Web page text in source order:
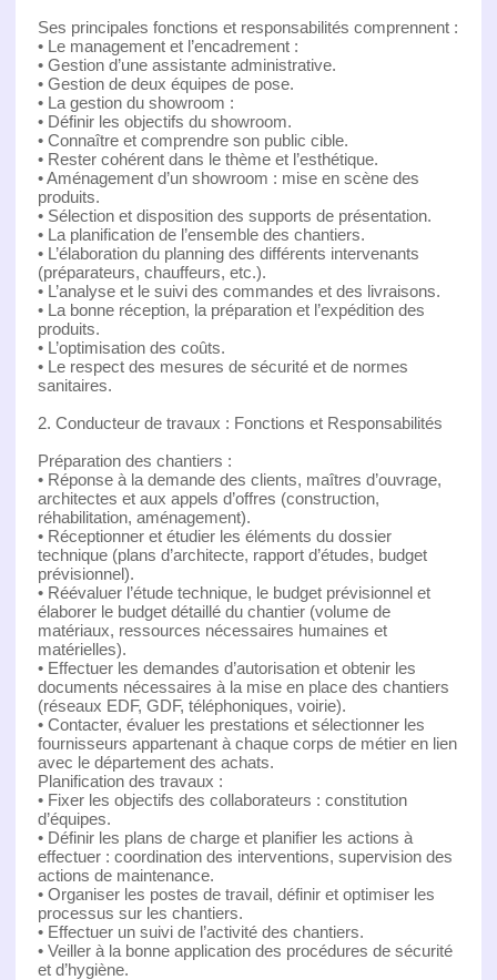
Ses principales fonctions et responsabilités comprennent :
• Le management et l’encadrement :
• Gestion d’une assistante administrative.
• Gestion de deux équipes de pose.
• La gestion du showroom :
• Définir les objectifs du showroom.
• Connaître et comprendre son public cible.
• Rester cohérent dans le thème et l’esthétique.
• Aménagement d’un showroom : mise en scène des
produits.
• Sélection et disposition des supports de présentation.
• La planification de l’ensemble des chantiers.
• L’élaboration du planning des différents intervenants
(préparateurs, chauffeurs, etc.).
• L’analyse et le suivi des commandes et des livraisons.
• La bonne réception, la préparation et l’expédition des
produits.
• L’optimisation des coûts.
• Le respect des mesures de sécurité et de normes
sanitaires.
2. Conducteur de travaux : Fonctions et Responsabilités
Préparation des chantiers :
• Réponse à la demande des clients, maîtres d’ouvrage,
architectes et aux appels d’offres (construction,
réhabilitation, aménagement).
• Réceptionner et étudier les éléments du dossier
technique (plans d’architecte, rapport d’études, budget
prévisionnel).
• Réévaluer l’étude technique, le budget prévisionnel et
élaborer le budget détaillé du chantier (volume de
matériaux, ressources nécessaires humaines et
matérielles).
• Effectuer les demandes d’autorisation et obtenir les
documents nécessaires à la mise en place des chantiers
(réseaux EDF, GDF, téléphoniques, voirie).
• Contacter, évaluer les prestations et sélectionner les
fournisseurs appartenant à chaque corps de métier en lien
avec le département des achats.
Planification des travaux :
• Fixer les objectifs des collaborateurs : constitution
d’équipes.
• Définir les plans de charge et planifier les actions à
effectuer : coordination des interventions, supervision des
actions de maintenance.
• Organiser les postes de travail, définir et optimiser les
processus sur les chantiers.
• Effectuer un suivi de l’activité des chantiers.
• Veiller à la bonne application des procédures de sécurité
et d’hygiène.